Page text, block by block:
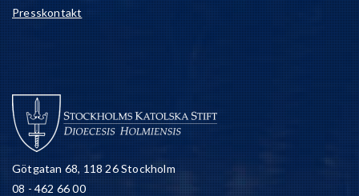
Presskontakt
Götgatan 68, 118 26 Stockholm
08 - 462 66 00